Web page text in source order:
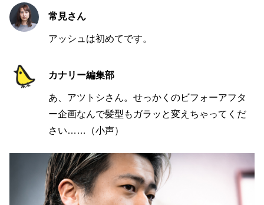
常見さん
アッシュは初めてです。
カナリー編集部
あ、アツトシさん。せっかくのビフォーアフタ
ー企画なんで髪型もガラッと変えちゃってくだ
さい……（小声）